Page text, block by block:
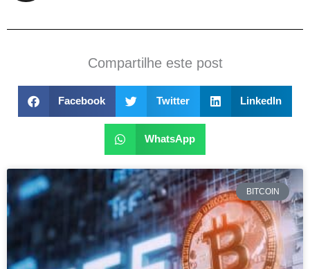
Compartilhe este post
Facebook Twitter LinkedIn
WhatsApp
BITCOIN